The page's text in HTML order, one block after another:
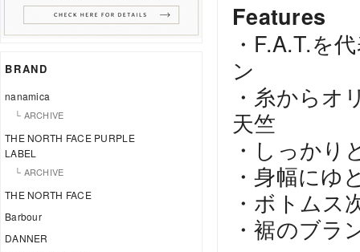
BRAND
nanamica
└ ARCHIVE
THE NORTH FACE PURPLE
LABEL
└ ARCHIVE
THE NORTH FACE
Barbour
DANNER
Features
・F.A.T.を
ン
・糸から
天竺
・しっかり
・身幅にゆ
・ボトムス
・裾のブラ